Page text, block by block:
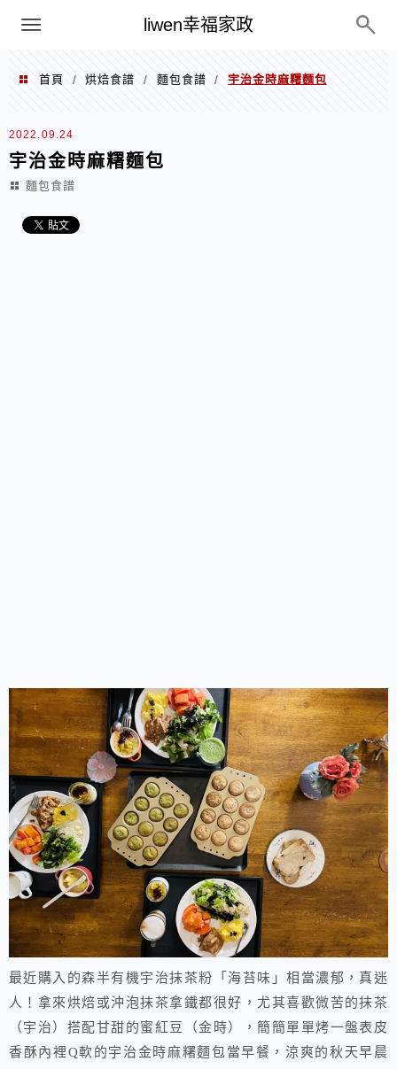
liwen幸福家政
menu
首頁 / 烘焙食譜 / 麵包食譜 / 宇治金時麻糬麵包
2022.09.24
宇治金時麻糬麵包
麵包食譜
最近購入的森半有機宇治抹茶粉「海苔味」相當濃郁，真迷
人！拿來烘焙或沖泡抹茶拿鐵都很好，尤其喜歡微苦的抹茶
（宇治）搭配甘甜的蜜紅豆（金時），簡簡單單烤一盤表皮
香酥內裡Q軟的宇治金時麻糬麵包當早餐，涼爽的秋天早晨